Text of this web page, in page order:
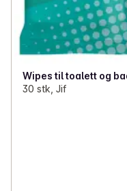
Wipes til toalett og
30 stk, Jif